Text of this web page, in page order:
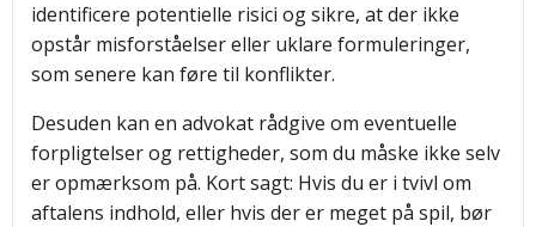
identificere potentielle risici og sikre, at der ikke
opstår misforståelser eller uklare formuleringer,
som senere kan føre til konflikter.
Desuden kan en advokat rådgive om eventuelle
forpligtelser og rettigheder, som du måske ikke selv
er opmærksom på. Kort sagt: Hvis du er i tvivl om
aftalens indhold, eller hvis der er meget på spil, bør